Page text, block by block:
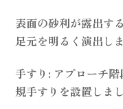
表面の砂利が露出す
足元を明るく演出しま
手すり : アプローチ
規手すりを設置しまし